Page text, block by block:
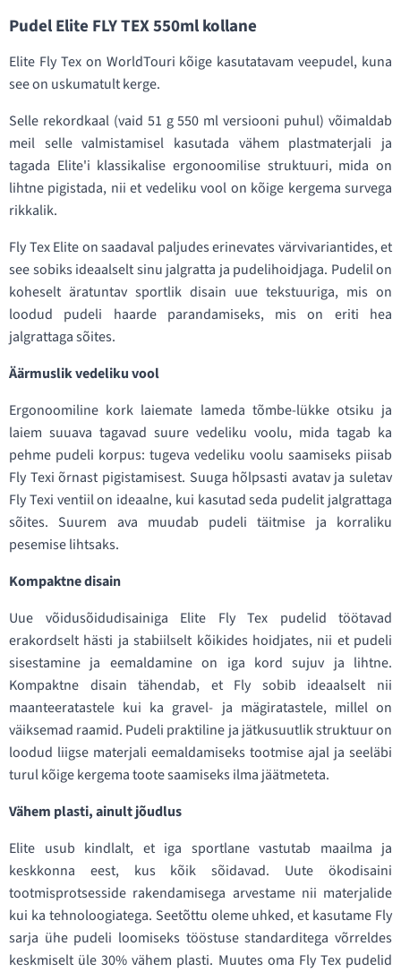
Pudel Elite FLY TEX 550ml kollane
Elite Fly Tex on WorldTouri kõige kasutatavam veepudel, kuna
see on uskumatult kerge.
Selle rekordkaal (vaid 51 g 550 ml versiooni puhul) võimaldab
meil selle valmistamisel kasutada vähem plastmaterjali ja
tagada Elite'i klassikalise ergonoomilise struktuuri, mida on
lihtne pigistada, nii et vedeliku vool on kõige kergema survega
rikkalik.
Fly Tex Elite on saadaval paljudes erinevates värvivariantides, et
see sobiks ideaalselt sinu jalgratta ja pudelihoidjaga. Pudelil on
koheselt äratuntav sportlik disain uue tekstuuriga, mis on
loodud pudeli haarde parandamiseks, mis on eriti hea
jalgrattaga sõites.
Äärmuslik vedeliku vool
Ergonoomiline kork laiemate lameda tõmbe-lükke otsiku ja
laiem suuava tagavad suure vedeliku voolu, mida tagab ka
pehme pudeli korpus: tugeva vedeliku voolu saamiseks piisab
Fly Texi õrnast pigistamisest. Suuga hõlpsasti avatav ja suletav
Fly Texi ventiil on ideaalne, kui kasutad seda pudelit jalgrattaga
sõites. Suurem ava muudab pudeli täitmise ja korraliku
pesemise lihtsaks.
Kompaktne disain
Uue võidusõidudisainiga Elite Fly Tex pudelid töötavad
erakordselt hästi ja stabiilselt kõikides hoidjates, nii et pudeli
sisestamine ja eemaldamine on iga kord sujuv ja lihtne.
Kompaktne disain tähendab, et Fly sobib ideaalselt nii
maanteeratastele kui ka gravel- ja mägiratastele, millel on
väiksemad raamid. Pudeli praktiline ja jätkusuutlik struktuur on
loodud liigse materjali eemaldamiseks tootmise ajal ja seeläbi
turul kõige kergema toote saamiseks ilma jäätmeteta.
Vähem plasti, ainult jõudlus
Elite usub kindlalt, et iga sportlane vastutab maailma ja
keskkonna eest, kus kõik sõidavad. Uute ökodisaini
tootmisprotsesside rakendamisega arvestame nii materjalide
kui ka tehnoloogiatega. Seetõttu oleme uhked, et kasutame Fly
sarja ühe pudeli loomiseks tööstuse standarditega võrreldes
keskmiselt üle 30% vähem plasti. Muutes oma Fly Tex pudelid